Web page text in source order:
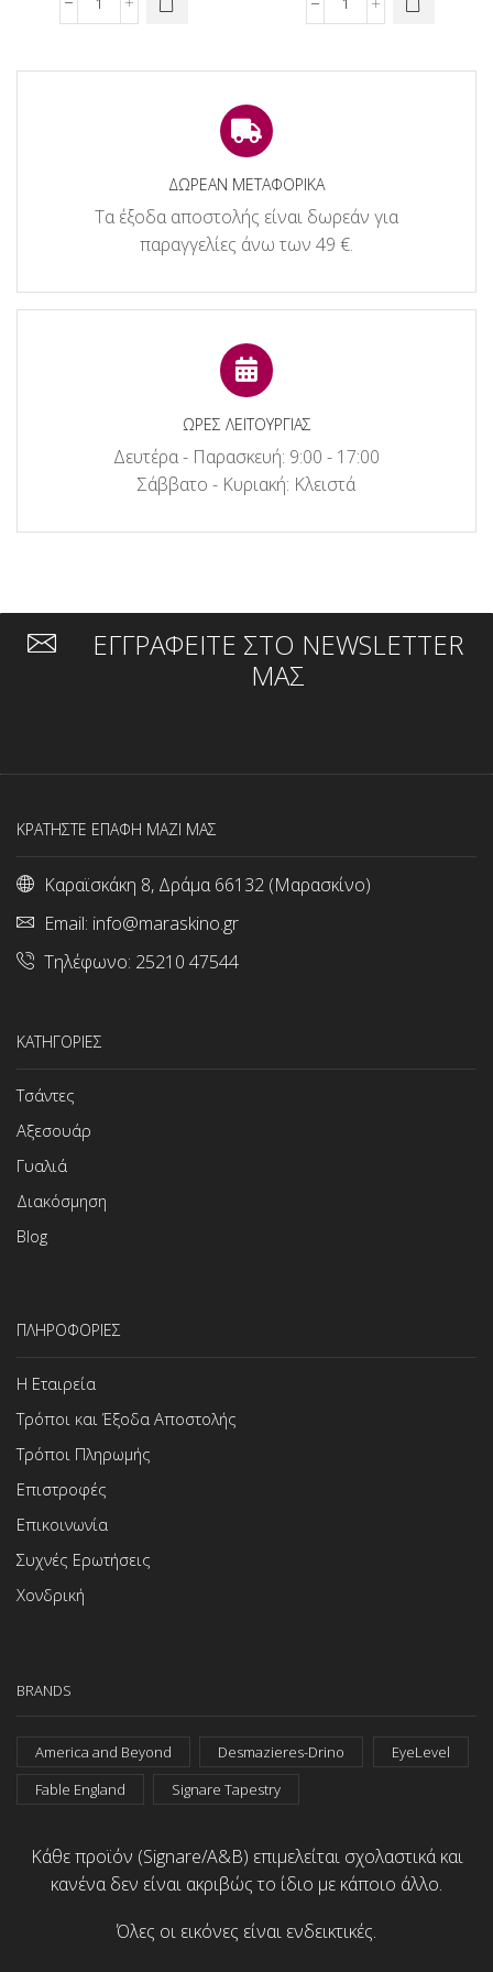
28,95€.
Signare
Sling
21,95€.
Signare
-
ΔΩΡΕΑΝ ΜΕΤΑΦΟΡΙΚΑ
Τα έξοδα αποστολής είναι δωρεάν για
παραγγελίες άνω των 49 €.
ΩΡΕΣ ΛΕΙΤΟΥΡΓΙΑΣ
Δευτέρα - Παρασκευή: 9:00 - 17:00
Σάββατο - Κυριακή: Κλειστά
ΕΓΓΡΑΦΕΙΤΕ ΣΤΟ NEWSLETTER
ΜΑΣ
ΚΡΑΤΗΣΤΕ ΕΠΑΦΗ ΜΑΖΙ ΜΑΣ
Καραϊσκάκη 8, Δράμα 66132 (Μαρασκίνο)
Email: info@maraskino.gr
Τηλέφωνο: 25210 47544
ΚΑΤΗΓΟΡΙΕΣ
Τσάντες
Αξεσουάρ
Γυαλιά
Διακόσμηση
Blog
ΠΛΗΡΟΦΟΡΙΕΣ
Η Εταιρεία
Τρόποι και Έξοδα Αποστολής
Τρόποι Πληρωμής
Επιστροφές
Επικοινωνία
Συχνές Ερωτήσεις
Χονδρική
BRANDS
America and Beyond Desmazieres-Drino
EyeLevel
Fable England
Signare Tapestry
Κάθε προϊόν (Signare/A&B) επιμελείται σχολαστικά και
κανένα δεν είναι ακριβώς το ίδιο με κάποιο άλλο.
Όλες οι εικόνες είναι ενδεικτικές.